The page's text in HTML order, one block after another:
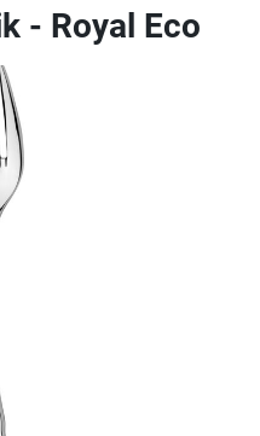
- Royal Eco